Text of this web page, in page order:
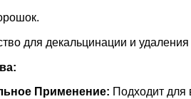
для декальцинации и удаления
Применение: Подходит для